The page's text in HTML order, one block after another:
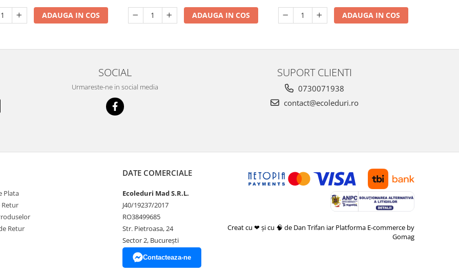
ADAUGA IN COS ADAUGA IN COS
Type-C, engrosADAUGA IN COS
SOCIAL
Urmareste-ne in social media
SUPORT CLIENTI
0730071938
contact@ecoleduri.ro
Plata
Retur
Retur
DATE COMERCIALE
Ecoleduri Mad S.R.L.
J40/19237/2017
RO38499685
Str. Pietroasa, 24
Sector 2, București
Contacteaza-ne
Creat cu ❤ și cu 🧠 de Dan Trifan iar Platforma E-commerce by
Gomag